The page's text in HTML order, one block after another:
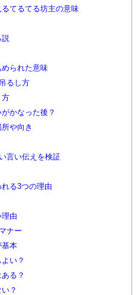
てるてる坊主の意味
説
られた意味
るし方
方
かなった後？
や向き
言い伝えを検証
る3つの理由
由
ナー
基本
い？
る？
？